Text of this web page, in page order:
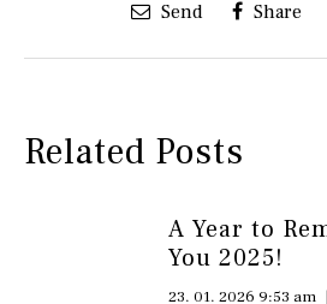
Send Share
Related Posts
A Year to
You 2025!
23. 01. 2026 9:53 am |